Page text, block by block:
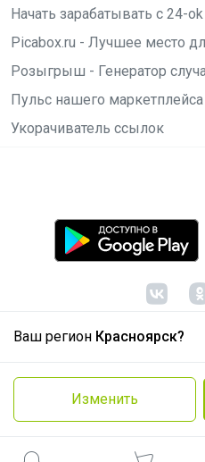
Ваш регион Красноярск?
Изменить
Начать зарабатывать с 24-ok
Picabox.ru - Лучшее место
Розыгрыш - Генератор
Пульс нашего маркетплейса
Укорачиватель ссылок
© ООО "Лявита", ОГРН
Политика
Cоглашение